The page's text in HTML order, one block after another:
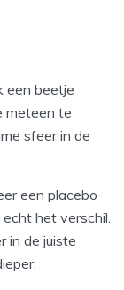
een beetje
meteen te
sfeer in de
een placebo
het verschil.
in de juiste